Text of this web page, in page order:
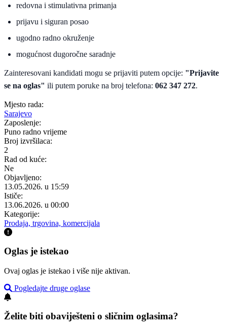
redovna i stimulativna primanja
prijavu i siguran posao
ugodno radno okruženje
mogućnost dugoročne saradnje
Zainteresovani kandidati mogu se prijaviti putem opcije: "Prijavite
se na oglas" ili putem poruke na broj telefona: 062 347 272.
Mjesto rada:
Sarajevo
Zaposlenje:
Puno radno vrijeme
Broj izvršilaca:
2
Rad od kuće:
Ne
Objavljeno:
13.05.2026. u 15:59
Ističe:
13.06.2026. u 00:00
Kategorije:
Prodaja, trgovina, komercijala
Oglas je istekao
Ovaj oglas je istekao i više nije aktivan.
Pogledajte druge oglase
Želite biti obaviješteni o sličnim oglasima?